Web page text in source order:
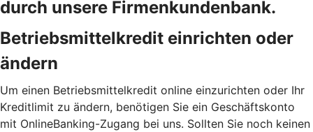
durch unsere Firmenkundenbank.
Betriebsmittelkredit einrichten oder
ändern
Um einen Betriebsmittelkredit online einzurichten oder Ihr
Kreditlimit zu ändern, benötigen Sie ein Geschäftskonto
mit OnlineBanking-Zugang bei uns. Sollten Sie noch keinen